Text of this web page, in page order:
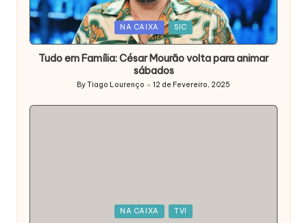
Posted
in
NA CAIXA SIC
Tudo em Família: César Mourão volta para animar
sábados
Posted
ByTiago Lourenço 12 de Fevereiro, 2025
NA CAIXA TVI